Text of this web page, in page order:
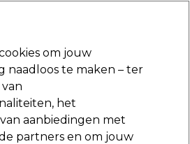
Aanmelden
Elektra
dag geleverd*
maandag t/m vrijdag
om jouw
naadloos te maken – ter
het
aanbiedingen met
partners en om jouw